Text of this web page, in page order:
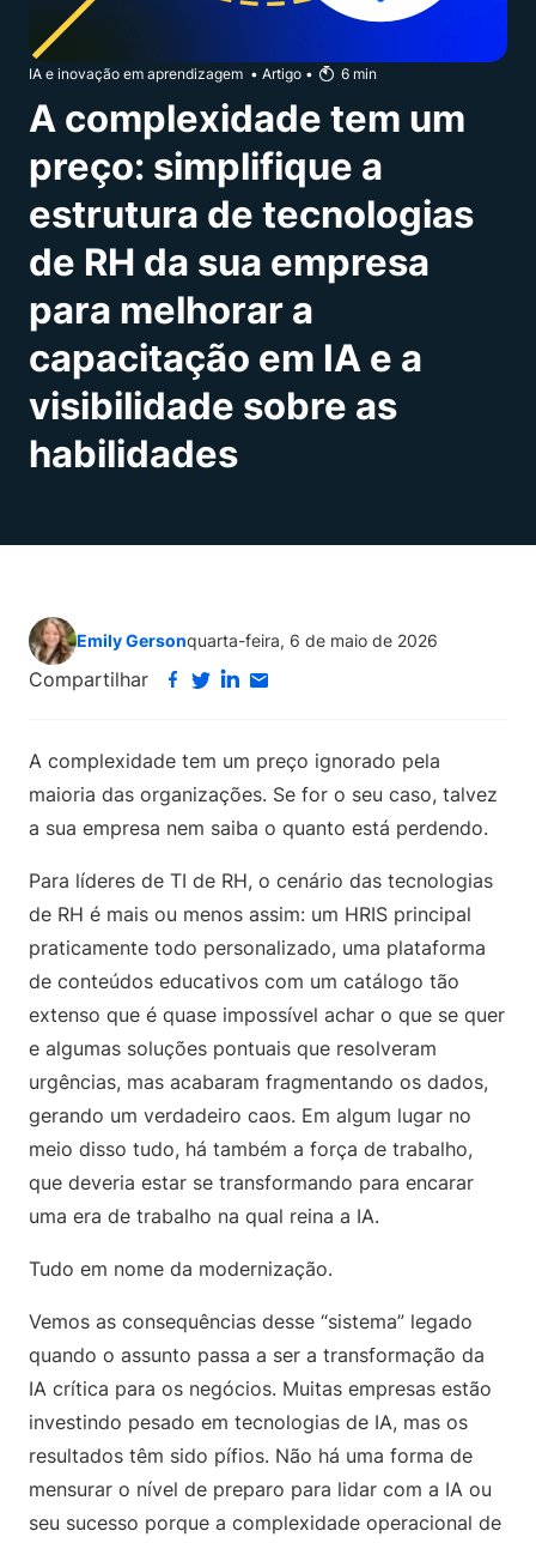
IA e inovação em aprendizagem • Artigo • 6 min
A complexidade tem um
preço: simplifique a
estrutura de tecnologias
de RH da sua empresa
para melhorar a
capacitação em IA e a
visibilidade sobre as
habilidades
Emily Gersonquarta-feira, 6 de maio de 2026
Compartilhar
A complexidade tem um preço ignorado pela
maioria das organizações. Se for o seu caso, talvez
a sua empresa nem saiba o quanto está perdendo.
Para líderes de TI de RH, o cenário das tecnologias
de RH é mais ou menos assim: um HRIS principal
praticamente todo personalizado, uma plataforma
de conteúdos educativos com um catálogo tão
extenso que é quase impossível achar o que se quer
e algumas soluções pontuais que resolveram
urgências, mas acabaram fragmentando os dados,
gerando um verdadeiro caos. Em algum lugar no
meio disso tudo, há também a força de trabalho,
que deveria estar se transformando para encarar
uma era de trabalho na qual reina a IA.
Tudo em nome da modernização.
Vemos as consequências desse “sistema” legado
quando o assunto passa a ser a transformação da
IA crítica para os negócios. Muitas empresas estão
investindo pesado em tecnologias de IA, mas os
resultados têm sido pífios. Não há uma forma de
mensurar o nível de preparo para lidar com a IA ou
seu sucesso porque a complexidade operacional de